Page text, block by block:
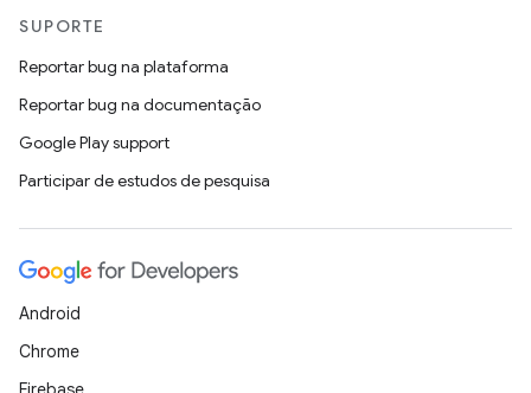
SUPORTE
Reportar bug na plataforma
Reportar bug na documentação
Google Play support
Participar de estudos de pesquisa
Android
Chrome